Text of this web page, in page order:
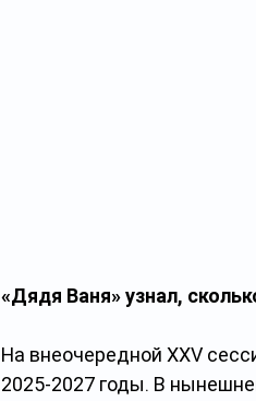
«Дядя Ваня» узнал,
На внеочередной XXV
2025-2027 годы. В